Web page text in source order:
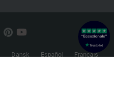
Dansk Español
Français